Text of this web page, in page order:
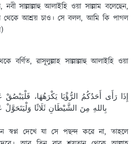
সাল্লাল্লাহু আলাইহি ওয়া সাল্লাম বলেছেন,
থেকে আশ্রয় চাও। সে বলল, আমি কি পাগল
বর্ণিত, রাসূলুল্লাহ সাল্লাল্লাহু আলাইহি ওয়া
إِذَا رَأَى أَحَدُكُمُ الرُّؤْيَا يَكْرَهُهَا، فَلْيَبْصُقْ
بِاللهِ مِنَ الشَّيْطَانِ ثَلَاثًا
দেখে যা সে পছন্দ করে না, তাহলে